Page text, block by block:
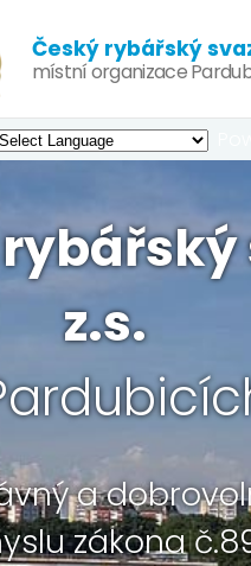
Český rybářský
místní organizace
z.s.
a
zákona